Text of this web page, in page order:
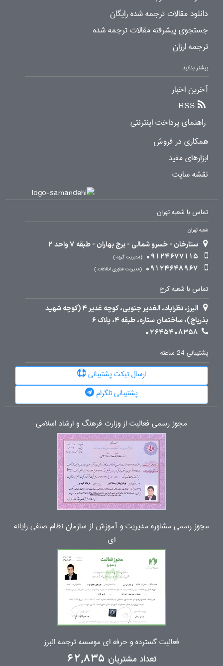
دانلود مقالات ترجمه شده رایگان
جستجوی پیشرفته مقالات ترجمه شده
ترجمه ارزان
بیشتر بدانید
آخرین اخبار
RSS
راهنمای پرداخت اینترنتی
همکاری در فروش
ابزارهای مفید
نقشه سایت
تماس با شعبه تهران
شعبه تهران
ستارخان - خسرو شمالی - برج بهاران - طبقه 7 واحد 2
09124677115
مدیریت گروه
09124648967 مدیریت فناوری اطلاعات
تماس با شعبه کرج
البرز، نظرآباد، الغدیر جنوبی، کوچه غدیر 4 (کوچه شهید
بذرپاچ)، ساختمان ستاره، طبقه 4، پلاک 6
02645408358
پشتیبانی 24 ساعته
ارسال تیکت پشتیبانی
پشتیبانی تلگرام
مجوز رسمی فعالیت از وزارت فرهنگ و ارشاد اسلامی
مجوز رسمی مشاوره مدیریت و آموزش از سازمان نظام صنفی رایانه
ای
فعالیت گسترده و حرفه ای موسسه ترجمه البرز
تعداد مشتریان: 62,835